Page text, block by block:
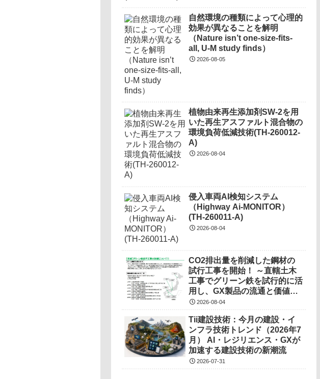
自然環境の種類によって心理的
効果が異なることを解明
（Nature isn’t one-size-fits-
all, U-M study finds）
2026-08-05
植物由来再生添加剤SW-2を用
いた再生アスファルト混合物の
環境負荷低減技術(TH-260012-
A)
2026-08-04
侵入車両AI検知システム
（Highway Ai-MONITOR）
(TH-260011-A)
2026-08-04
CO2排出量を削減した鋼材の
試行工事を開始！ ～直轄土木
工事でグリーン鉄を試行的に活
用し、GX製品の流通と価値の
調査を実施～
2026-08-04
Tii建設技術：今月の建設・イ
ンフラ技術トレンド（2026年7
月） AI・レジリエンス・GXが
加速する建設技術の新潮流
2026-07-31